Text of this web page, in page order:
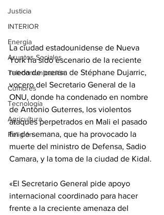
Justicia
INTERIOR
Energia
Asuntos Sociales
Telecomunicación
Cumbres
Tecnología
Agricultura
Religión
La ciudad estadounidense de Nueva
York ha sido escenario de la reciente
rueda de prensa de Stéphane Dujarric,
vocero del Secretario General de la
ONU, donde ha condenado en nombre
de Antonio Guterres, los violentos
ataques perpetrados en Mali el pasado
fin de semana, que ha provocado la
muerte del ministro de Defensa, Sadio
Camara, y la toma de la ciudad de Kidal.
‎«El Secretario General pide apoyo
internacional coordinado para hacer
frente a la creciente amenaza del